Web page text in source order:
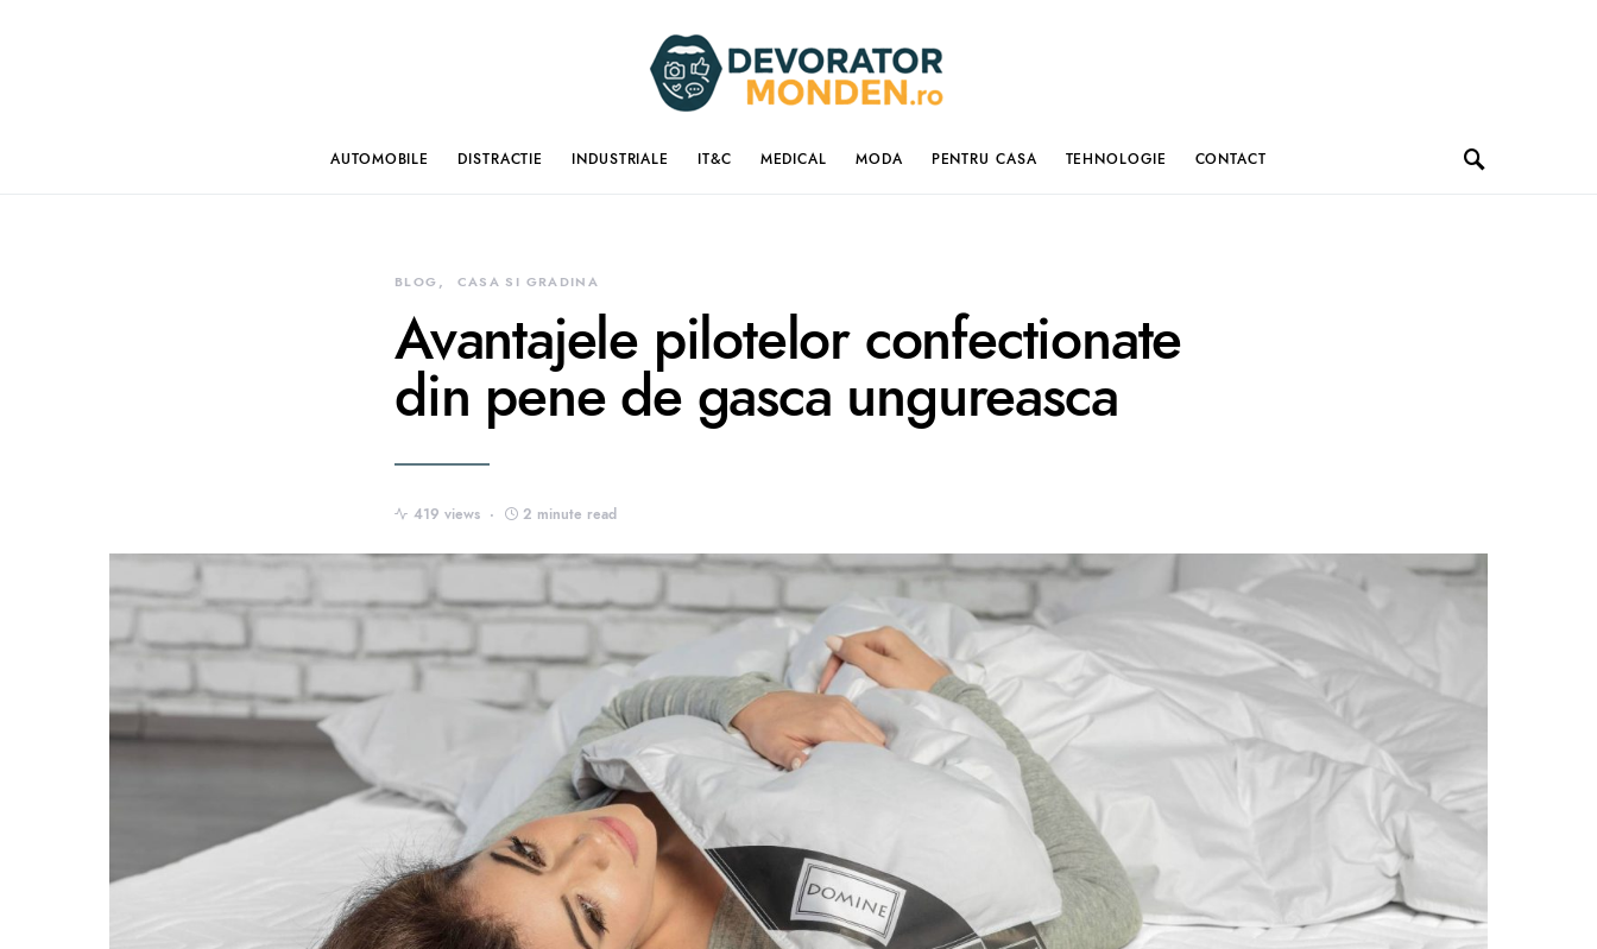
AUTOMOBILE DISTRACTIE INDUSTRIALE IT&C MEDICAL MODA PENTRU CASA TEHNOLOGIE CONTACT
BLOG CASA SI GRADINA
Avantajele pilotelor confectionate
din pene de gasca ungureasca
419 views 2 minute read